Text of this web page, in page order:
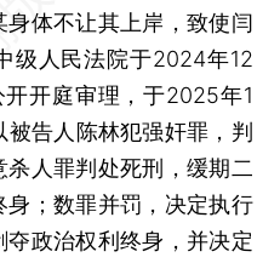
界期待“小阳春”
无人驾驶汽车面临充电难题 百度联合宁德时代导入换电模式
AI进入能源领域刚起步
美乌协议瞄准乌克兰各类自然资源 欲排除“敌对行为国家”参与重建
特斯拉股价连跌
体不让其上岸，致使闫
级人民法院于2024年12
开庭审理，于2025年1
告人陈林犯强奸罪，判
人罪判处死刑，缓期二
；数罪并罚，决定执行
政治权利终身，并决定